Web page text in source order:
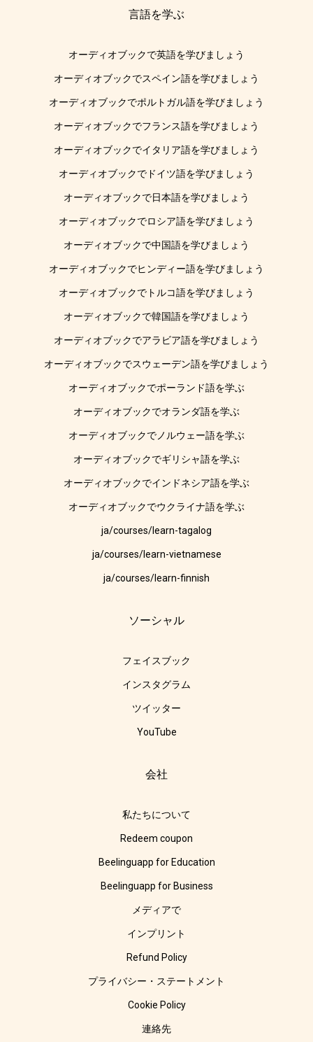
言語を学ぶ
オーディオブックで英語を学びましょう
オーディオブックでスペイン語を学びましょう
オーディオブックでポルトガル語を学びましょう
オーディオブックでフランス語を学びましょう
オーディオブックでイタリア語を学びましょう
オーディオブックでドイツ語を学びましょう
オーディオブックで日本語を学びましょう
オーディオブックでロシア語を学びましょう
オーディオブックで中国語を学びましょう
オーディオブックでヒンディー語を学びましょう
オーディオブックでトルコ語を学びましょう
オーディオブックで韓国語を学びましょう
オーディオブックでアラビア語を学びましょう
オーディオブックでスウェーデン語を学びましょう
オーディオブックでポーランド語を学ぶ
オーディオブックでオランダ語を学ぶ
オーディオブックでノルウェー語を学ぶ
オーディオブックでギリシャ語を学ぶ
オーディオブックでインドネシア語を学ぶ
オーディオブックでウクライナ語を学ぶ
ja/courses/learn-tagalog
ja/courses/learn-vietnamese
ja/courses/learn-finnish
ソーシャル
フェイスブック
インスタグラム
ツイッター
YouTube
会社
私たちについて
Redeem coupon
Beelinguapp for Education
Beelinguapp for Business
メディアで
インプリント
Refund Policy
プライバシー・ステートメント
Cookie Policy
連絡先